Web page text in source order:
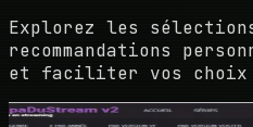
Explorez les
recommandations
et faciliter vos choix